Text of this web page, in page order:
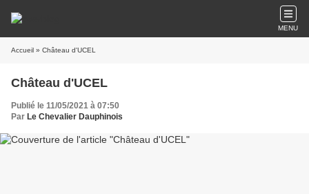
MENU
Accueil » Château d'UCEL
Château d'UCEL
Publié le 11/05/2021 à 07:50
Par Le Chevalier Dauphinois